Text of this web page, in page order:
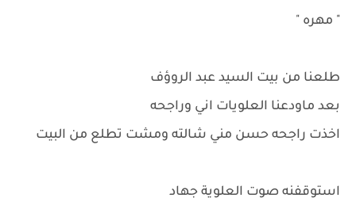
" مهره "
طلعنا من بيت السيد عبد الروؤف
بعد ماودعنا العلويات اني وراجحه
اخذت راجحه حسن مني شالته ومشت تطلع من البيت
استوقفنه صوت العلوية جهاد